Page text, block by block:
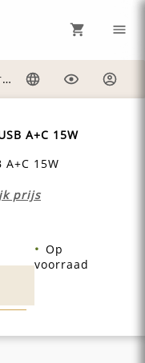
A+C 15W
15W
prijs
Op
voorraad